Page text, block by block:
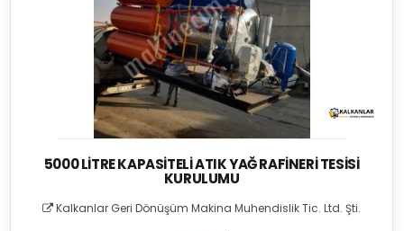
5000 LITRE KAPASITELI ATIK YAĞ RAFINERI TESISI
KURULUMU
Kalkanlar Geri Dönüşüm Makina Muhendislik Tic. Ltd. Şti.